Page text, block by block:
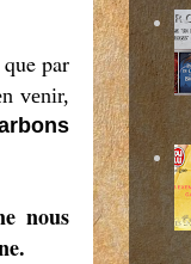
par
venir,
nous